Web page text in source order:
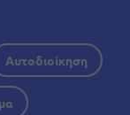
Αυτοδιοίκηση